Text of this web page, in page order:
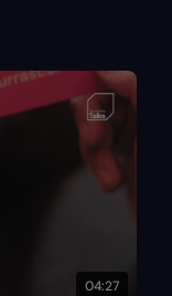
04:27